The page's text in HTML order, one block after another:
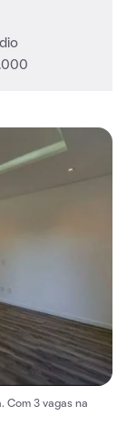
Com 3 vagas na